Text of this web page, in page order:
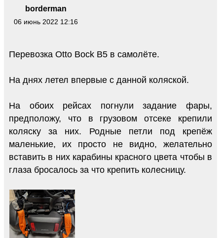
borderman
06 июнь 2022 12:16
Перевозка Otto Bock B5 в самолёте.
На днях летел впервые с данной коляской.
На обоих рейсах погнули задание фары,
предположу, что в грузовом отсеке крепили
коляску за них. Родные петли под крепёж
маленькие, их просто не видно, желательно
вставить в них карабины красного цвета чтобы в
глаза бросалось за что крепить колесницу.